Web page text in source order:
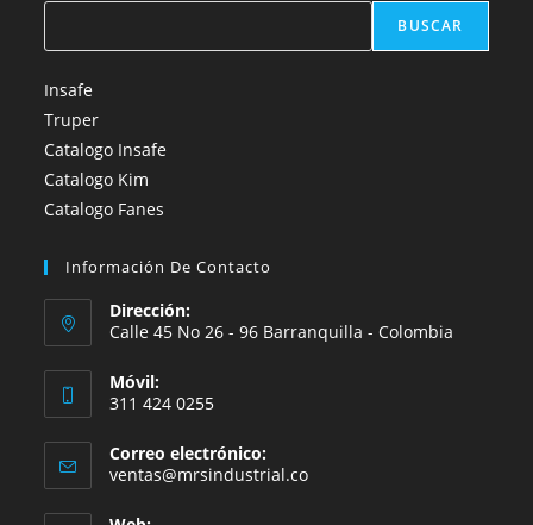
BUSCAR
Insafe
Truper
Catalogo Insafe
Catalogo Kim
Catalogo Fanes
Información De Contacto
Dirección:
Calle 45 No 26 - 96 Barranquilla - Colombia
Móvil:
311 424 0255
Correo electrónico:
ventas@mrsindustrial.coSe